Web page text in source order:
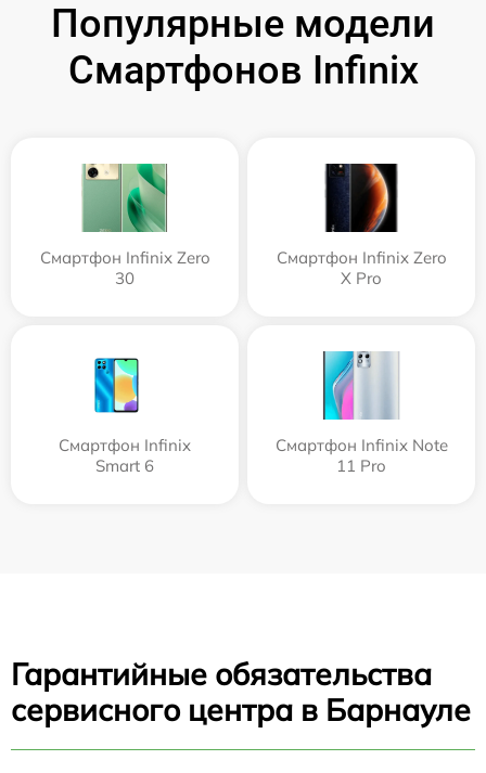
Популярные модели
Смартфонов Infinix
Смартфон Infinix Zero
30
Смартфон Infinix Zero
X Pro
Смартфон Infinix
Smart 6
Смартфон Infinix Note
11 Pro
Гарантийные обязательства
сервисного центра в Барнауле